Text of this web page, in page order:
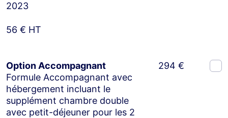
2023
56 € HT
Option Accompagnant
Formule Accompagnant avec
hébergement incluant le
supplément chambre double
avec petit-déjeuner pour les 2
294 €